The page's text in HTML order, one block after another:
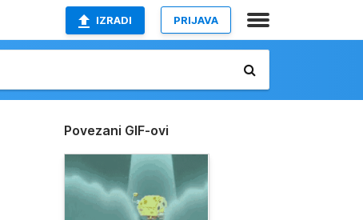
IZRADI PRIJAVA
Povezani GIF-ovi